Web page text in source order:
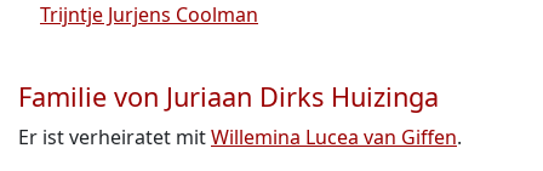
Trijntje Jurjens Coolman
Familie von Juriaan Dirks Huizinga
Er ist verheiratet mitWillemina Lucea van Giffen.